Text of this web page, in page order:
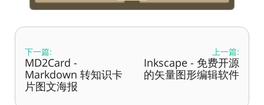
下一篇:
MD2Card -
Markdown 转知识卡
片图文海报
上一篇:
Inkscape - 免费开源
的矢量图形编辑软件